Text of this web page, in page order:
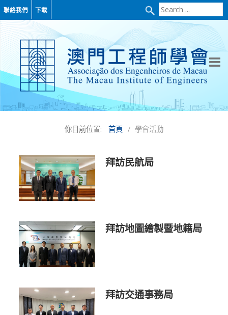
聯絡我們 下載
Search
...
你目前位置: 首頁 學會活動
拜訪民航局
拜訪地圖繪製暨地籍局
拜訪交通事務局